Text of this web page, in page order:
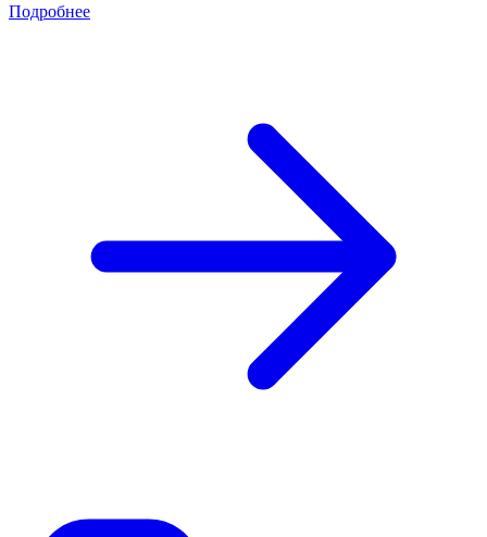
Подробнее